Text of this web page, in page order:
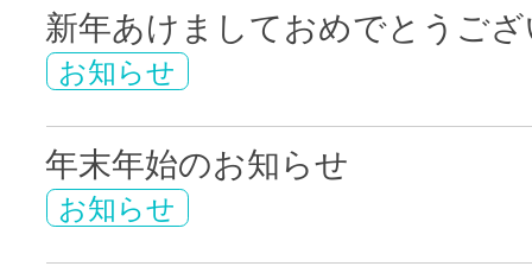
新年あけましておめでとうご
お知らせ
年末年始のお知らせ
お知らせ